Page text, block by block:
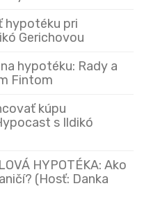
hypotéku pri
Gerichovou
hypotéku: Rady a
Fintom
kúpu
s Ildikó
HYPOTÉKA: Ako
(Hosť: Danka